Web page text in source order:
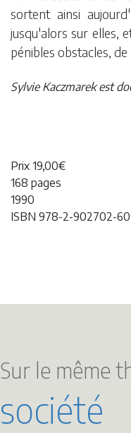
sortent ainsi
jusqu'alors sur elles,
pénibles obstacles,
Sylvie Kaczmarek est
Prix 19,00€
168 pages
1990
ISBN 978-2-902702-
Sur le même
société